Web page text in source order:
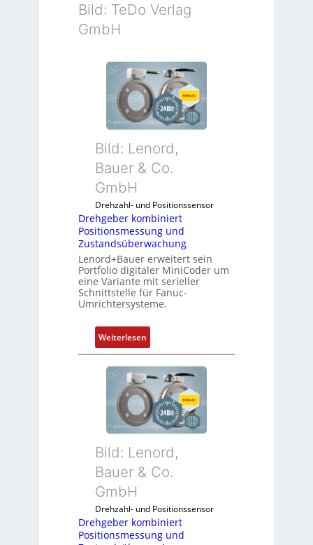
Bild: TeDo Verlag
GmbH
Bild: Lenord,
Bauer & Co.
GmbH
Drehzahl- und Positionssensor
Drehgeber kombiniert
Positionsmessung und
Zustandsüberwachung
Lenord+Bauer erweitert sein
Portfolio digitaler MiniCoder um
eine Variante mit serieller
Schnittstelle für Fanuc-
Umrichtersysteme.
Weiterlesen:
D
r
e
h
g
e
e
m
b
i
Bild: Lenord,
Bauer & Co.
GmbH
Drehzahl- und Positionssensor
Drehgeber kombiniert
Positionsmessung und